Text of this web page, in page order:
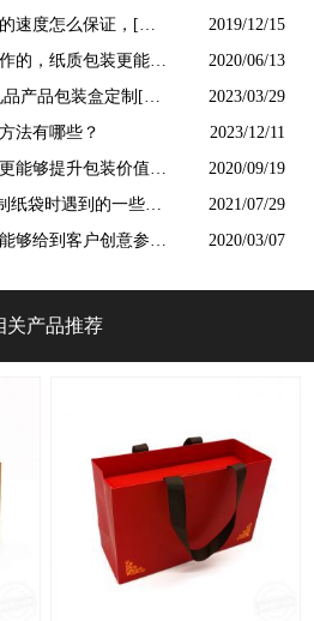
厂家
速度怎么保证，[吉
2019/12/15
的，纸质包装更能还
2020/06/13
2023/03/29
法有哪些？ 2023/12/11
能够提升包装价值的
2020/09/19
袋时遇到的一些问
2021/07/29
够给到客户创意参考
2020/03/07
关产品推荐